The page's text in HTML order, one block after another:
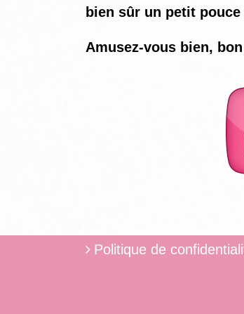
bien sûr un petit
Amusez-vous bien,
Politique de